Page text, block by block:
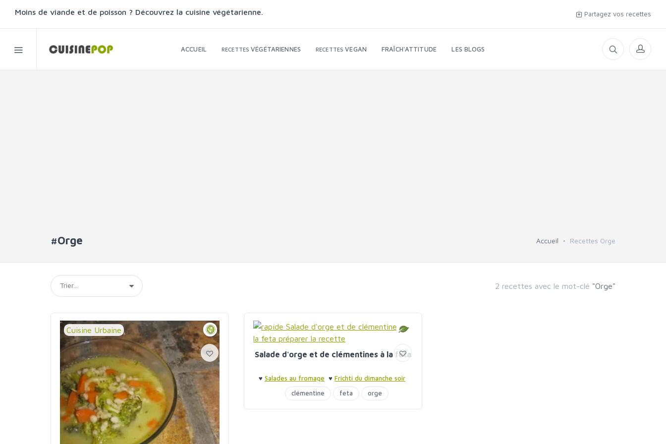
Moins de viande et de poisson ? Découvrez la cuisine végétarienne. Partagez vos recettes
ACCUEIL RECETTESVÉGÉTARIENNES RECETTESVEGAN FRAÎCH'ATTITUDE LES BLOGS
#Orge Accueil Recettes Orge
2 recettes avec le mot-clé "Orge"
Cuisine Urbaine
Salade d'orge et de clémentines à la feta
♥ Salades au fromage ♥ Frichti du dimanche soir
clémentine
feta orge